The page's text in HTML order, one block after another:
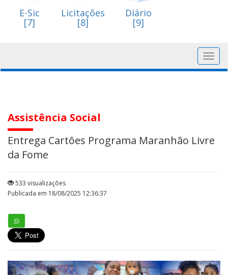
E-Sic
[7]
Licitações
[8]
Diário
[9]
Assistência Social
Entrega Cartões Programa Maranhão Livre
da Fome
533 visualizações
Publicada em 18/08/2025 12:36:37